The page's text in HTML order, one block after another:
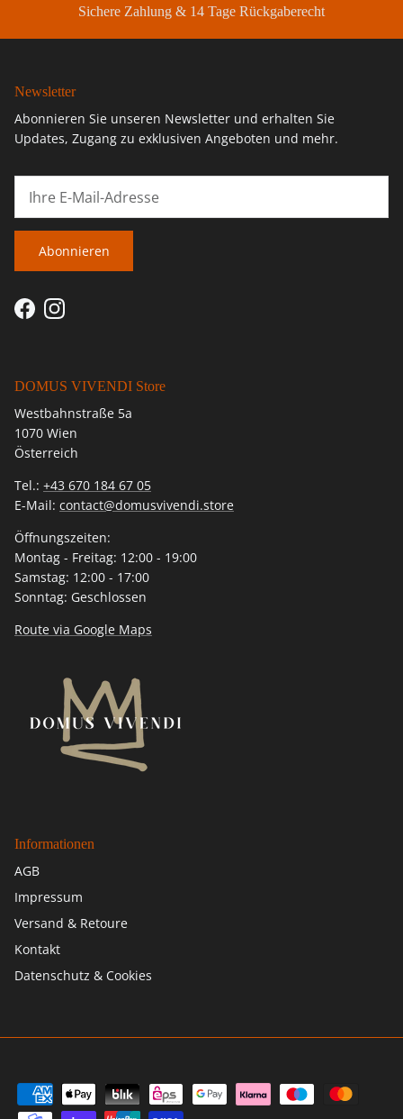
Sichere Zahlung & 14 Tage Rückgaberecht
Newsletter
Abonnieren Sie unseren Newsletter und erhalten Sie
Updates, Zugang zu exklusiven Angeboten und mehr.
Abonnieren
FacebookInstagram
DOMUS VIVENDI Store
Westbahnstraße 5a
1070 Wien
Österreich
Tel.: +43 670 184 67 05
E-Mail: contact@domusvivendi.store
Öffnungszeiten:
Montag - Freitag: 12:00 - 19:00
Samstag: 12:00 - 17:00
Sonntag: Geschlossen
Route via Google Maps
Informationen
AGB
Impressum
Versand & Retoure
Kontakt
Datenschutz & Cookies